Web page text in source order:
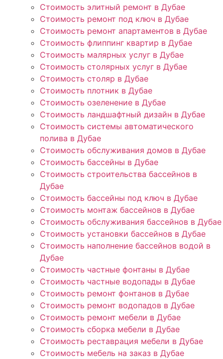
Стоимость элитный ремонт в Дубае
Стоимость ремонт под ключ в Дубае
Стоимость ремонт апартаментов в Дубае
Стоимость флиппинг квартир в Дубае
Стоимость малярных услуг в Дубае
Стоимость столярных услуг в Дубае
Стоимость столяр в Дубае
Стоимость плотник в Дубае
Стоимость озеленение в Дубае
Стоимость ландшафтный дизайн в Дубае
Стоимость системы автоматического
полива в Дубае
Стоимость обслуживания домов в Дубае
Стоимость бассейны в Дубае
Стоимость строительства бассейнов в
Дубае
Стоимость бассейны под ключ в Дубае
Стоимость монтаж бассейнов в Дубае
Стоимость обслуживания бассейнов в Дубае
Стоимость установки бассейнов в Дубае
Стоимость наполнение бассейнов водой в
Дубае
Стоимость частные фонтаны в Дубае
Стоимость частные водопады в Дубае
Стоимость ремонт фонтанов в Дубае
Стоимость ремонт водопадов в Дубае
Стоимость ремонт мебели в Дубае
Стоимость сборка мебели в Дубае
Стоимость реставрация мебели в Дубае
Стоимость мебель на заказ в Дубае